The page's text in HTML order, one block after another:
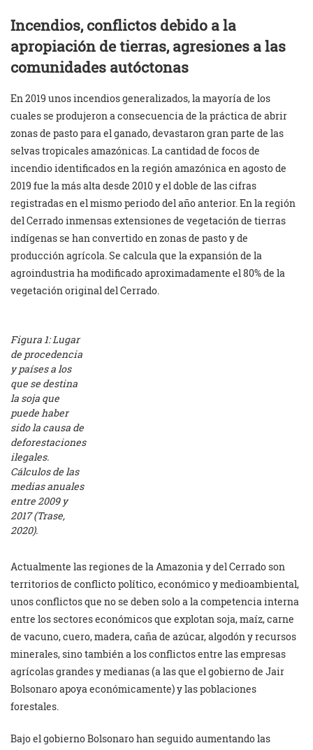
Incendios, conflictos debido a la
apropiación de tierras, agresiones a las
comunidades autóctonas
En 2019 unos incendios generalizados, la mayoría de los
cuales se produjeron a consecuencia de la práctica de abrir
zonas de pasto para el ganado, devastaron gran parte de las
selvas tropicales amazónicas. La cantidad de focos de
incendio identificados en la región amazónica en agosto de
2019 fue la más alta desde 2010 y el doble de las cifras
registradas en el mismo periodo del año anterior. En la región
del Cerrado inmensas extensiones de vegetación de tierras
indígenas se han convertido en zonas de pasto y de
producción agrícola. Se calcula que la expansión de la
agroindustria ha modificado aproximadamente el 80% de la
vegetación original del Cerrado.
Figura 1: Lugar
de procedencia
y países a los
que se destina
la soja que
puede haber
sido la causa de
deforestaciones
ilegales.
Cálculos de las
medias anuales
entre 2009 y
2017 (Trase,
2020).
Actualmente las regiones de la Amazonia y del Cerrado son
territorios de conflicto político, económico y medioambiental,
unos conflictos que no se deben solo a la competencia interna
entre los sectores económicos que explotan soja, maíz, carne
de vacuno, cuero, madera, caña de azúcar, algodón y recursos
minerales, sino también a los conflictos entre las empresas
agrícolas grandes y medianas (a las que el gobierno de Jair
Bolsonaro apoya económicamente) y las poblaciones
forestales.
Bajo el gobierno Bolsonaro han seguido aumentando las